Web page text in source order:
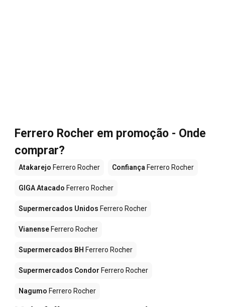
Ferrero Rocher em promoção - Onde
comprar?
Atakarejo Ferrero Rocher Confiança Ferrero Rocher
GIGA Atacado Ferrero Rocher
Supermercados Unidos Ferrero Rocher
Vianense Ferrero Rocher
Supermercados BH Ferrero Rocher
Supermercados Condor Ferrero Rocher
Nagumo Ferrero Rocher